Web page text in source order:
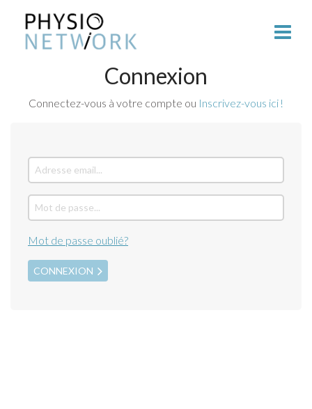
Connexion
Connectez-vous à votre compte ou Inscrivez-vous ici !
Mot de passe oublié?
CONNEXION